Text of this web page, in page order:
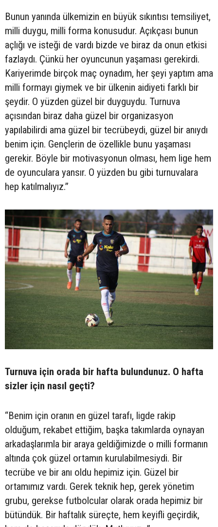
Bunun yanında ülkemizin en büyük sıkıntısı temsiliyet,
milli duygu, milli forma konusudur. Açıkçası bunun
açlığı ve isteği de vardı bizde ve biraz da onun etkisi
fazlaydı. Çünkü her oyuncunun yaşaması gerekirdi.
Kariyerimde birçok maç oynadım, her şeyi yaptım ama
milli formayı giymek ve bir ülkenin aidiyeti farklı bir
şeydir. O yüzden güzel bir duyguydu. Turnuva
açısından biraz daha güzel bir organizasyon
yapılabilirdi ama güzel bir tecrübeydi, güzel bir anıydı
benim için. Gençlerin de özellikle bunu yaşaması
gerekir. Böyle bir motivasyonun olması, hem lige hem
de oyunculara yansır. O yüzden bu gibi turnuvalara
hep katılmalıyız.”
Turnuva için orada bir hafta bulundunuz. O hafta
sizler için nasıl geçti?
“Benim için oranın en güzel tarafı, ligde rakip
olduğum, rekabet ettiğim, başka takımlarda oynayan
arkadaşlarımla bir araya geldiğimizde o milli formanın
altında çok güzel ortamın kurulabilmesiydi. Bir
tecrübe ve bir anı oldu hepimiz için. Güzel bir
ortamımız vardı. Gerek teknik hep, gerek yönetim
grubu, gerekse futbolcular olarak orada hepimiz bir
bütündük. Bir haftalık süreçte, hem keyifli geçirdik,